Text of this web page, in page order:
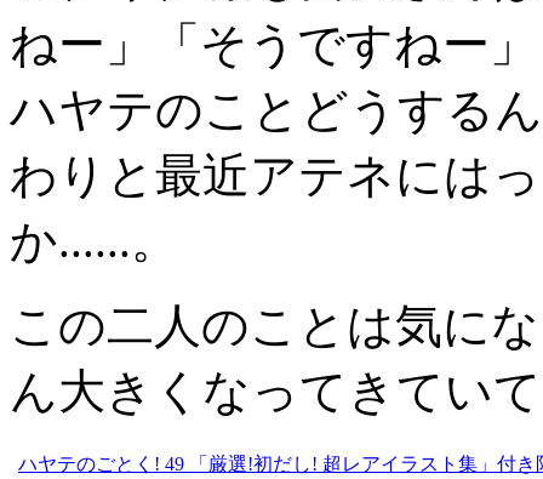
ねー」「そうですねー
ハヤテのことどうする
わりと最近アテネには
か......。
この二人のことは気に
ん大きくなってきてい
ハヤテのごとく! 49 「厳選!初だし! 超レアイラスト集」付